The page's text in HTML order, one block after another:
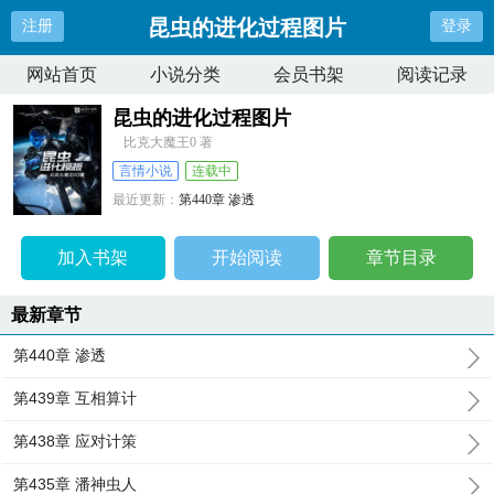
注册 昆虫的进化过程图片 登录
网站首页 小说分类 会员书架 阅读记录
昆虫的进化过程图片
比克大魔王0 著
言情小说
连载中
最近更新：第440章 渗透
加入书架 开始阅读 章节目录
最新章节
第440章 渗透
第439章 互相算计
第438章 应对计策
第435章 潘神虫人